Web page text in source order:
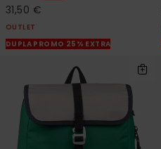
31,50 €
OUTLET
DUPLA PROMO 25% EXTRA